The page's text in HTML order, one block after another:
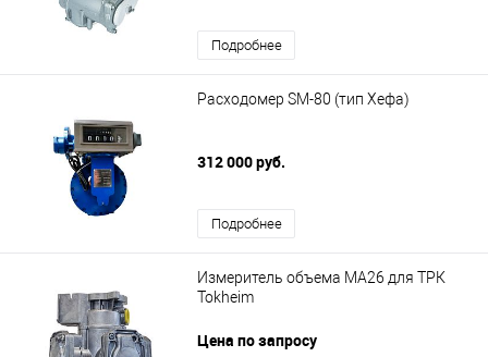
Подробнее
Расходомер SM-80 (тип Хефа)
312 000 руб.
Подробнее
Измеритель объема МА26 для ТРК
Tokheim
Цена по запросу